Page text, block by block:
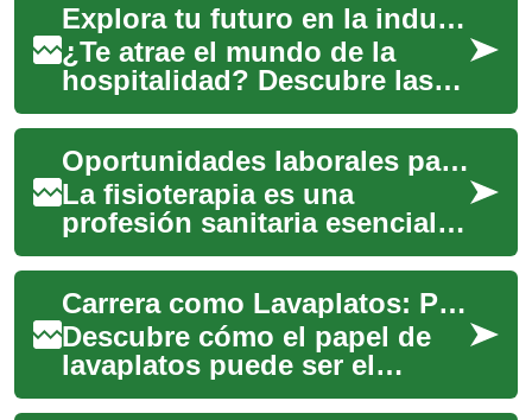
Explora tu futuro en la industria hotelera: Carreras y oportunidades
¿Te atrae el mundo de la
hospitalidad? Descubre las
diversas carreras que ofrece
la industria hotelera, desde
atenció...
Oportunidades laborales para fisioterapeutas: Una carrera gratificante en el sector sanitario
La fisioterapia es una
profesión sanitaria esencial
que ofrece excelentes
oportunidades laborales y
una carrera grati...
Carrera como Lavaplatos: Perspectivas y Oportunidades
Descubre cómo el papel de
lavaplatos puede ser el
primer escalón hacia una